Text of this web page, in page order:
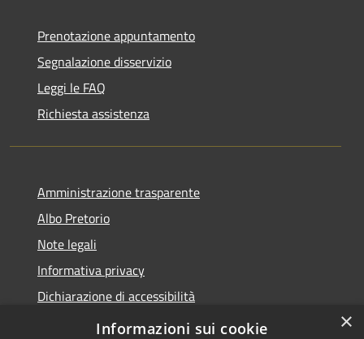
Prenotazione appuntamento
Segnalazione disservizio
Leggi le FAQ
Richiesta assistenza
Amministrazione trasparente
Albo Pretorio
Note legali
Informativa privacy
Dichiarazione di accessibilità
Obiettivi di accessibilità
×
Informazioni sui cookie